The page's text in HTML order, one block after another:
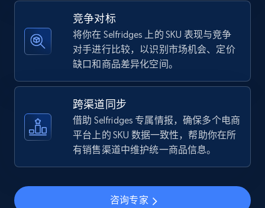
URL, Title, Available, Description, Currency, Initial
price, Final price, Discount percent, and more.
5.4K+ 668+
TikTok Shop - discover records by shop url
URL, Title, Available, Description, Currency, Initial
price, Final price, Discount percent, and more.
竞争对标
将你在 Selfridges 上的 SKU 表现与竞争
对手进行比较，以识别市场机会、定价
缺口和商品差异化空间。
跨渠道同步
借助 Selfridges 专属情报，确保多个电商
平台上的 SKU 数据一致性，帮助你在所
有销售渠道中维护统一商品信息。
咨询专家